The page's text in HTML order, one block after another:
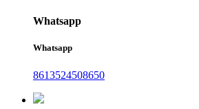
Whatsapp
Whatsapp
8613524508650